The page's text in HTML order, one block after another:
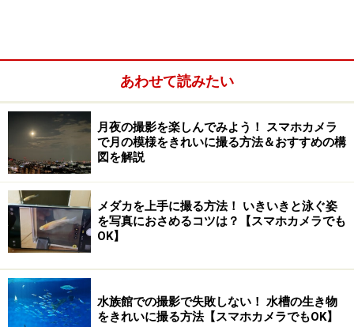
オートフォーカスで思い通りにピントが合わないの
はなぜ？
フォーカスロックで撮れば思い通りにピント合わせ
が可能
フォーカスロックは半押ししながら
クローズアップや前後に重なるものはピントが合わ
せが難しい
あわせて読みたい
月夜の撮影を楽しんでみよう！ スマホカメラ
で月の模様をきれいに撮る方法＆おすすめの構
図を解説
メダカを上手に撮る方法！ いきいきと泳ぐ姿
を写真におさめるコツは？【スマホカメラでも
OK】
水族館での撮影で失敗しない！ 水槽の生き物
をきれいに撮る方法【スマホカメラでもOK】